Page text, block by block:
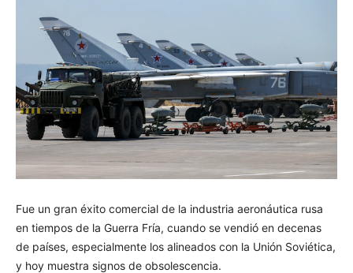
Fue un gran éxito comercial de la industria aeronáutica rusa
en tiempos de la Guerra Fría, cuando se vendió en decenas
de países, especialmente los alineados con la Unión Soviética,
y hoy muestra signos de obsolescencia.